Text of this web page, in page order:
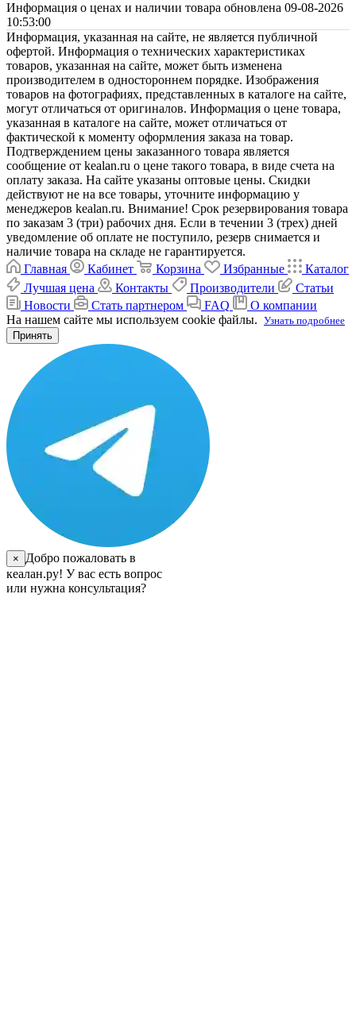
Информация о ценах и наличии товара обновлена 09-08-2026
10:53:00
Информация, указанная на сайте, не является публичной
офертой. Информация о технических характеристиках
товаров, указанная на сайте, может быть изменена
производителем в одностороннем порядке. Изображения
товаров на фотографиях, представленных в каталоге на сайте,
могут отличаться от оригиналов. Информация о цене товара,
указанная в каталоге на сайте, может отличаться от
фактической к моменту оформления заказа на товар.
Подтверждением цены заказанного товара является
сообщение от kealan.ru о цене такого товара, в виде счета на
оплату заказа. На сайте указаны оптовые цены. Скидки
действуют не на все товары, уточните информацию у
менеджеров kealan.ru. Внимание! Срок резервирования товара
по заказам 3 (три) рабочих дня. Если в течении 3 (трех) дней
уведомление об оплате не поступило, резерв снимается и
наличие товара на складе не гарантируется.
Главная
Кабинет Корзина Избранные
Каталог
Лучшая цена
Контакты Производители
Статьи
Новости
Стать партнером FAQ
О компании
На нашем сайте мы используем cookie файлы. Узнать подробнее
Принять
×
Добро пожаловать в
кеалан.ру! У вас есть вопрос
или нужна консультация?